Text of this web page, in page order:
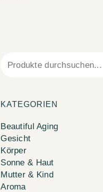
KATEGORIEN
Beautiful Aging
Gesicht
Körper
Sonne & Haut
Mutter & Kind
Aroma